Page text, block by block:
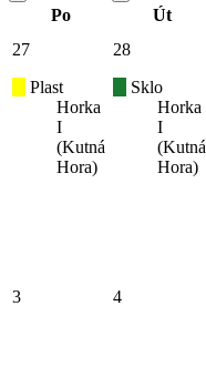
Po
Út
27
Plast
Horka
I
(Kutná
Hora)
28
Sklo
Horka
I
(Kutná
Hora)
3 4